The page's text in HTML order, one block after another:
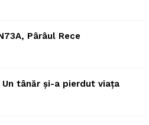
Pârâul Rece
tânăr și-a pierdut viața